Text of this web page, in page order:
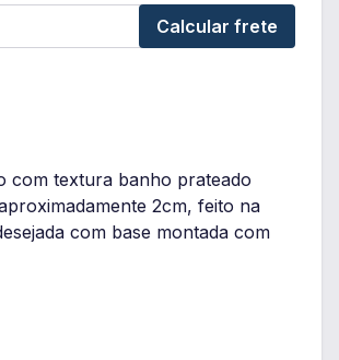
Calcular frete
com textura banho prateado
2cm, feito na
com base montada com